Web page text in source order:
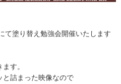
て塗り替え勉強会開催いたします
す。
と詰まった映像なので